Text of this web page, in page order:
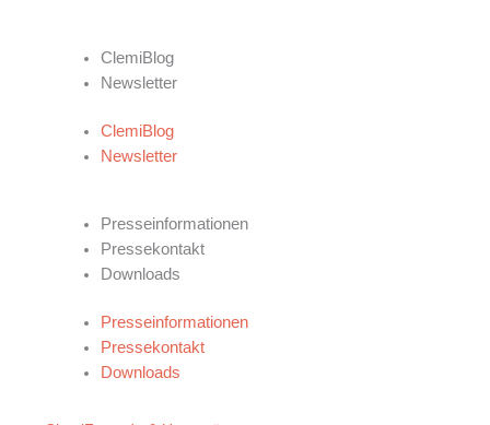
ClemiBlog
Newsletter
ClemiBlog
Newsletter
Presseinformationen
Pressekontakt
Downloads
Presseinformationen
Pressekontakt
Downloads